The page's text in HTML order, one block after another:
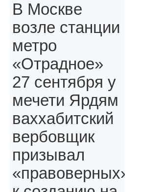
В Москве
возле станции
метро
«Отрадное»
27 сентября у
мечети Ярдям
ваххабитский
вербовщик
призывал
«правоверных»,